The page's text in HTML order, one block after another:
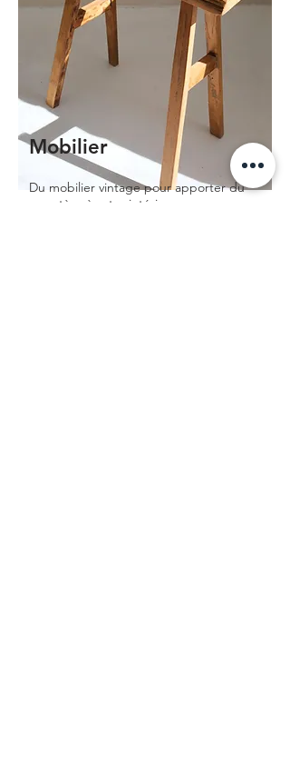
Mobilier
Du mobilier vintage pour apporter du
caractère à votre intérieur.